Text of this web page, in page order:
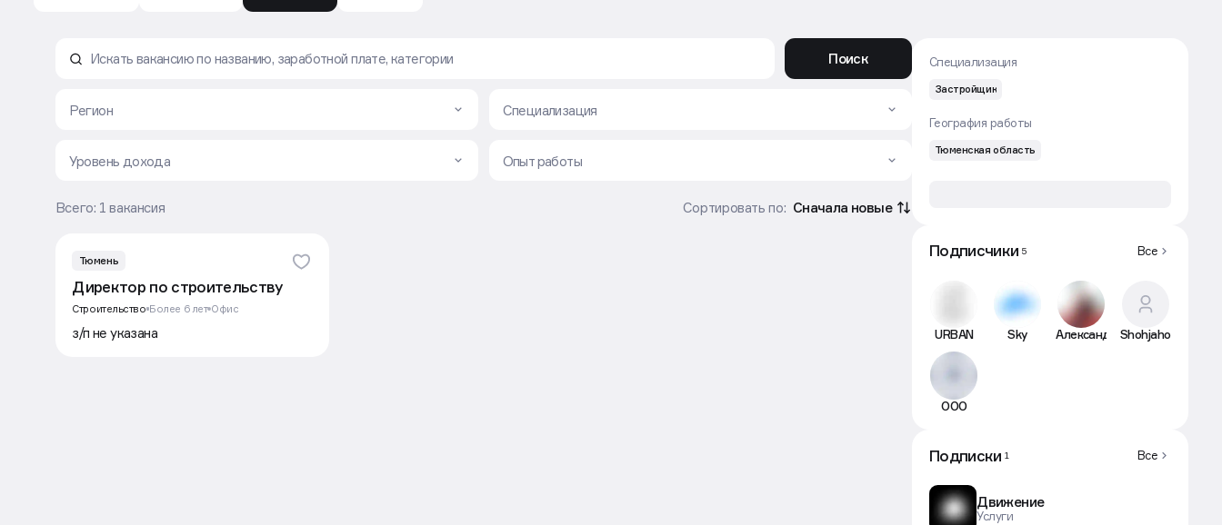
Специализация
Застройщик
География работы
Тюменская область
Подписчики 5 Все
URBAN Sky Александр Shohjahon
ООО
Подписки 1 Все
Движение
Услуги
Поиск
Регион Специализация
Уровень дохода Опыт работы
Всего: 1 вакансия Сортировать по: Сначала новые
Тюмень
Директор по строительству
Строительство Более 6 лет Офис
з/п не указана